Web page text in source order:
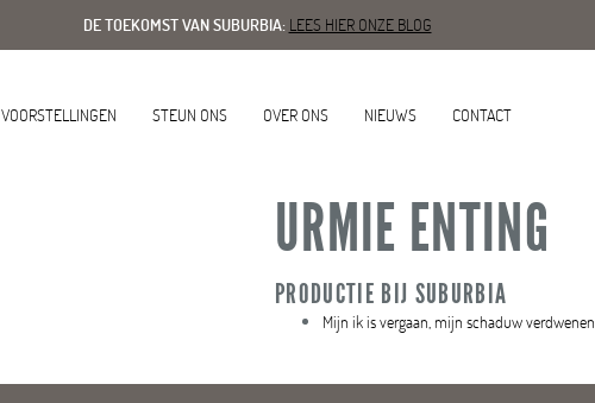
DE TOEKOMST VAN SUBURBIA: LEES HIER ONZE BLOG
VOORSTELLINGEN STEUN ONS OVER ONS NIEUWS CONTACT
URMIE ENTING
PRODUCTIE BIJ SUBURBIA
Mijn ik is vergaan, mijn schaduw verdwenen